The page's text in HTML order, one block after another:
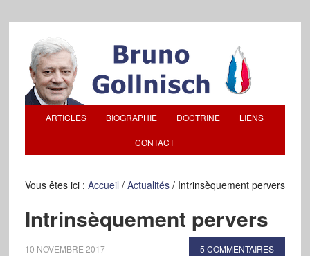
ARTICLES BIOGRAPHIE DOCTRINE LIENS
CONTACT
Vous êtes ici : Accueil / Actualités /Intrinsèquement pervers
Intrinsèquement pervers
10 NOVEMBRE 2017 5 COMMENTAIRES